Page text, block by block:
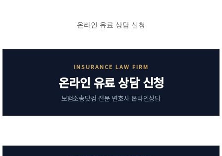
온라인 유료 상담 신청
INSURANCE LAW FIRM
온라인 유료 상담 신청
보험소송닷컴 전문 변호사 온라인상담